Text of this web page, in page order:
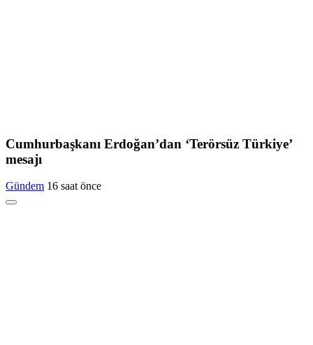
Cumhurbaşkanı Erdoğan’dan ‘Terörsüz Türkiye’
mesajı
Gündem 16 saat önce